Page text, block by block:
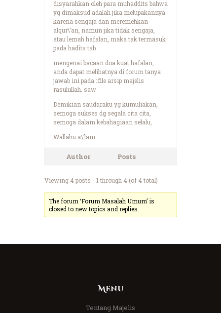
disyarahkan oleh para muhaddits bahwa
yg dimaksud adalah jika melupakannya
karena sengaja dan meremehkan
alqur\’an, namun jika tidak sengaja,
atau lemah hafalan, maka tak termasuk
pada hadits tsb
mengenai bacaan doa kuat hafalan,
anda dapat melihatnya di forum tanya
jawab ini pada : file arsip majelis
rasulullah. saw
Demikian saudaraku yg kumuliakan,
semoga sukses dg segala cita cita,
semoga dalam kebahagiaan selalu,
Wallahu a\’lam
Author Posts
Viewing 4 posts - 1 through 4 (of 4 total)
The forum ‘Forum Masalah Umum’ is
closed to new topics and replies.
Menu
Tentang Majelis